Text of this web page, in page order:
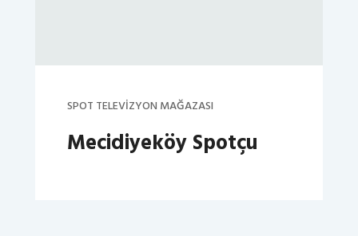
SPOT TELEVIZYON MAĞAZASI
Mecidiyeköy Spotçu